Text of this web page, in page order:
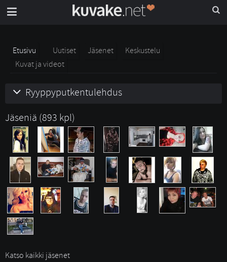
Etusivu Uutiset Jäsenet
Keskustelu
Kuvat ja videot
Ryyppyputkentulehdus
Jäseniä (893 kpl)
Katso kaikki jäsenet